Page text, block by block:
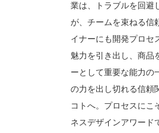
業は、トラブルを回避
が、チームを束ねる信
イナーにも開発プロセ
魅力を引き出し、商品
ーとして重要な能力の
の力を出し切れる信頼
コトへ。プロセスにこ
ネスデザインアワード